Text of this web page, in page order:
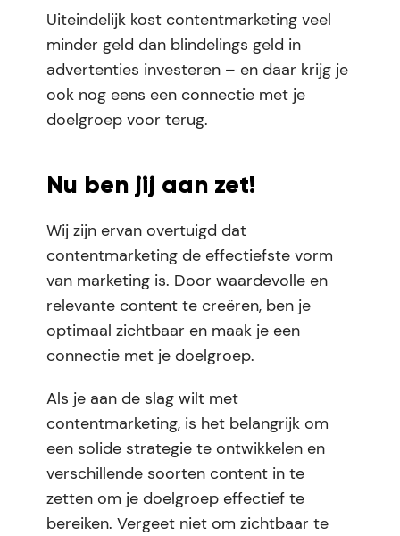
Uiteindelijk kost contentmarketing veel
minder geld dan blindelings geld in
advertenties investeren – en daar krijg je
ook nog eens een connectie met je
doelgroep voor terug.
Nu ben jij aan zet!
Wij zijn ervan overtuigd dat
contentmarketing de effectiefste vorm
van marketing is. Door waardevolle en
relevante content te creëren, ben je
optimaal zichtbaar en maak je een
connectie met je doelgroep.
Als je aan de slag wilt met
contentmarketing, is het belangrijk om
een solide strategie te ontwikkelen en
verschillende soorten content in te
zetten om je doelgroep effectief te
bereiken. Vergeet niet om zichtbaar te